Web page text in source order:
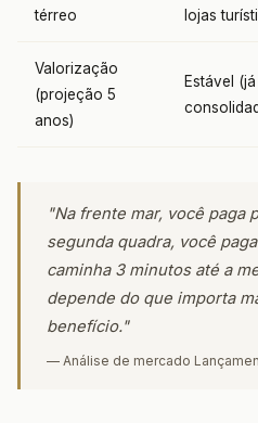
térreo
lojas
Valorização
(projeção 5
anos)
Estável (já
"Na frente mar, você paga
segunda quadra, você
caminha 3 minutos até a
depende do que importa
benefício."
— Análise de mercado